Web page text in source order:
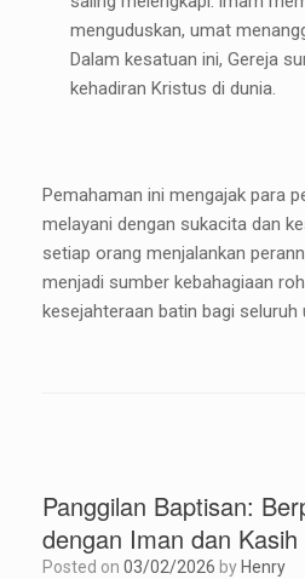
menguduskan, umat
Dalam kesatuan ini, Gereja
kehadiran Kristus di dunia.
Pemahaman ini mengajak para
melayani dengan sukacita dan
setiap orang menjalankan
menjadi sumber kebahagiaan
kesejahteraan batin bagi seluruh
Panggilan Baptisan:
dengan Iman dan Kasih
Posted on 03/02/2026 by Henry